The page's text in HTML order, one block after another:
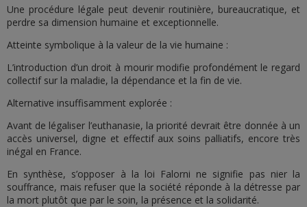
Une procédure légale peut devenir routinière, bureaucratique, et
perdre sa dimension humaine et exceptionnelle.
Atteinte symbolique à la valeur de la vie humaine :
L’introduction d’un droit à mourir modifie profondément le regard
collectif sur la maladie, la dépendance et la fin de vie.
Alternative insuffisamment explorée :
Avant de légaliser l’euthanasie, la priorité devrait être donnée à un
accès universel, digne et effectif aux soins palliatifs, encore très
inégal en France.
En synthèse, s’opposer à la loi Falorni ne signifie pas nier la
souffrance, mais refuser que la société réponde à la détresse par
la mort plutôt que par le soin, la présence et la solidarité.